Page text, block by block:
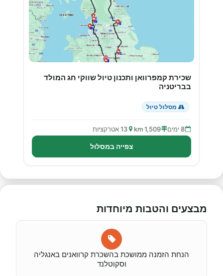
שכירת קמפרוואן ותכנון טיול שווקי חג המולד
בבריטניה
מסלול טיול
8 ימים 1,509 km 13 אטרקציות
צפייה במסלול
מבצעים והטבות מיוחדות
הנחת הזמנה ממושכת בהשכרת קרוואנים באנגליה
וסקוטלנד